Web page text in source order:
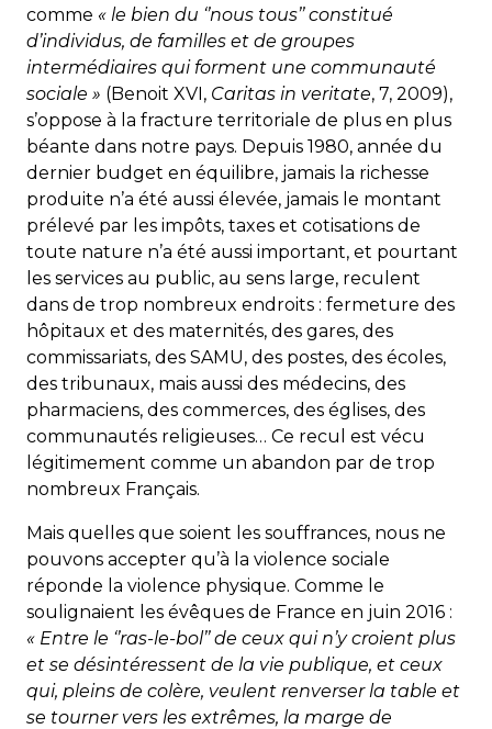
comme « le bien du ‘’nous tous’’ constitué
d’individus, de familles et de groupes
intermédiaires qui forment une communauté
sociale » (Benoit XVI, Caritas in veritate, 7, 2009),
s’oppose à la fracture territoriale de plus en plus
béante dans notre pays. Depuis 1980, année du
dernier budget en équilibre, jamais la richesse
produite n’a été aussi élevée, jamais le montant
prélevé par les impôts, taxes et cotisations de
toute nature n’a été aussi important, et pourtant
les services au public, au sens large, reculent
dans de trop nombreux endroits : fermeture des
hôpitaux et des maternités, des gares, des
commissariats, des SAMU, des postes, des écoles,
des tribunaux, mais aussi des médecins, des
pharmaciens, des commerces, des églises, des
communautés religieuses… Ce recul est vécu
légitimement comme un abandon par de trop
nombreux Français.
Mais quelles que soient les souffrances, nous ne
pouvons accepter qu’à la violence sociale
réponde la violence physique. Comme le
soulignaient les évêques de France en juin 2016 :
« Entre le ‘’ras-le-bol’’ de ceux qui n’y croient plus
et se désintéressent de la vie publique, et ceux
qui, pleins de colère, veulent renverser la table et
se tourner vers les extrêmes, la marge de